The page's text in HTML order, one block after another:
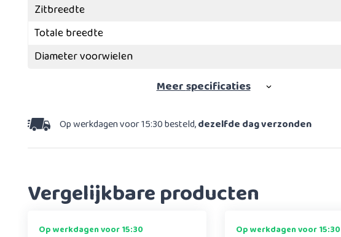
Zitbreedte
Totale breedte
Diameter voorwielen
Meerspecificaties
Op werkdagen voor 15:30 besteld,dezelfde dag verzonden
Vergelijkbare producten
Op werkdagen voor 15:30
Op werkdagen voor 15:30